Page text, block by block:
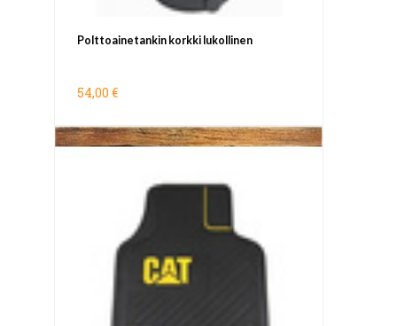
Polttoainetankin korkki lukollinen
54,00 €